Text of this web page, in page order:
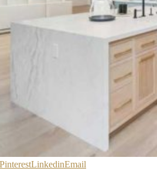
PinterestLinkedinEmail